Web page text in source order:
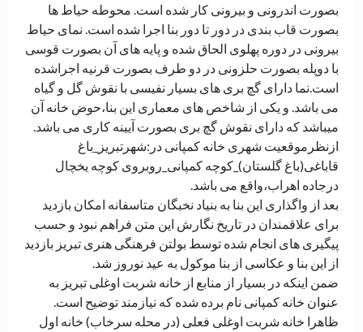
بصورت اندرونی و بیرونی کار شده است. محوطه حیاط ها
بصورت قاب بندی در دور تا دور بنا اجرا شده است. نمای حیاط
بیرونی در دوره پهلوی الحاق شده و پایه های آن بصورت قوسی
با دوپله بصورت حلزونی در دو طرف بصورت قرنیه اجراشده
است.نما دارای گچ بری های بسیار نفیسی با نقوش گل و گیاه
می باشد. و یکی از شاخص های معماری این بنا،حوض خانه آن
میباشد که دارای نقوش گچ بری بصورت آیینه کاری می باشد.
ازنظرموقعیت شهری خانه کمپانی در:شهرتبریز_باغ
قاباغی(باغ گلستان)_کوچه کمپانی_روبروی کوچه یخچال
درجاده اهراب،واقع می باشد.
بعد از واگذاری این بنا به بنیاد نخبگان متاسفانه امکان بازدید
برای علاقمندان در تاریخ نگارش این متن فراهم نبود و حسب
پیگیری های انجام شده توسط بولتن فرهنگی هنری تبریز بازدید
از این بنا و عکاسی از بنا موکول به عید نوروز شد.
ضمن اینکه در بسیار از منابع از خانه شربت اوغلی تبریز به
عنوان خانه کمپانی نام برده شده که نیازمند توضیح است.
ظاهرا خانه شربت اوغلی فعلی (در محله سرخاب) خانه اول